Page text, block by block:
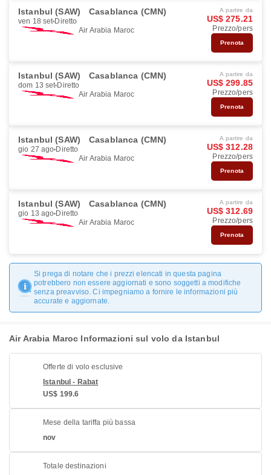
Istanbul (SAW) Casablanca (CMN)
ven 18 set Diretto
Air Arabia Maroc
A partire da
US$ 275.21
Prezzo/pers
Prenota
Istanbul (SAW) Casablanca (CMN)
dom 13 set Diretto
Air Arabia Maroc
A partire da
US$ 299.85
Prezzo/pers
Prenota
Istanbul (SAW) Casablanca (CMN)
gio 27 ago Diretto
Air Arabia Maroc
A partire da
US$ 312.28
Prezzo/pers
Prenota
Istanbul (SAW) Casablanca (CMN)
gio 13 ago Diretto
Air Arabia Maroc
A partire da
US$ 312.69
Prezzo/pers
Prenota
Si prega di notare che i prezzi elencati in questa pagina
potrebbero non essere aggiornati e sono soggetti a modifiche
senza preavviso. Ci impegniamo a fornire le informazioni più
accurate e aggiornate.
Air Arabia Maroc Informazioni sul volo da Istanbul
Offerte di volo esclusive
Istanbul - Rabat
US$ 199.6
Mese della tariffa più bassa
nov
Totale destinazioni